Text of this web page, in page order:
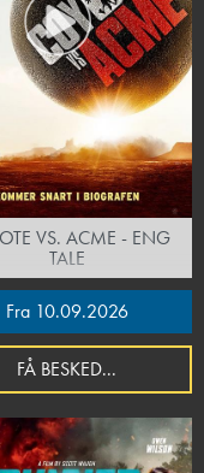
VS. ACME - ENG
TALE
Fra 10.09.2026
FÅ BESKED...